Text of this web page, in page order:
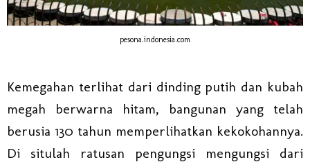
pesona.indonesia.com
Kemegahan terlihat dari dinding putih dan kubah
megah berwarna hitam, bangunan yang telah
berusia 130 tahun memperlihatkan kekokohannya.
Di situlah ratusan pengungsi mengungsi dari